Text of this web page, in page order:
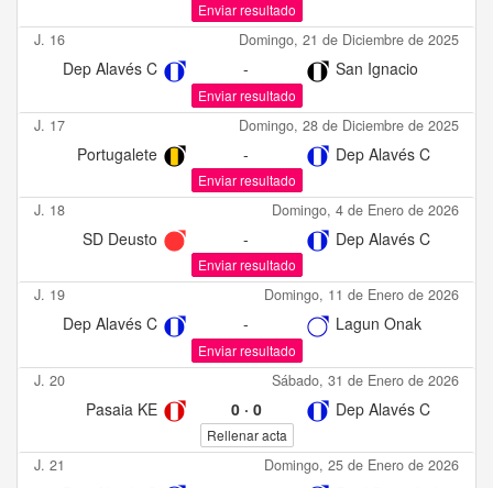
Enviar resultado
J. 16 Domingo, 21 de Diciembre de 2025
Dep Alavés C - San Ignacio
Enviar resultado
J. 17 Domingo, 28 de Diciembre de 2025
Portugalete - Dep Alavés C
Enviar resultado
J. 18 Domingo, 4 de Enero de 2026
SD Deusto - Dep Alavés C
Enviar resultado
J. 19 Domingo, 11 de Enero de 2026
Dep Alavés C - Lagun Onak
Enviar resultado
J. 20 Sábado, 31 de Enero de 2026
Pasaia KE 0· 0 Dep Alavés C
Rellenar acta
J. 21 Domingo, 25 de Enero de 2026